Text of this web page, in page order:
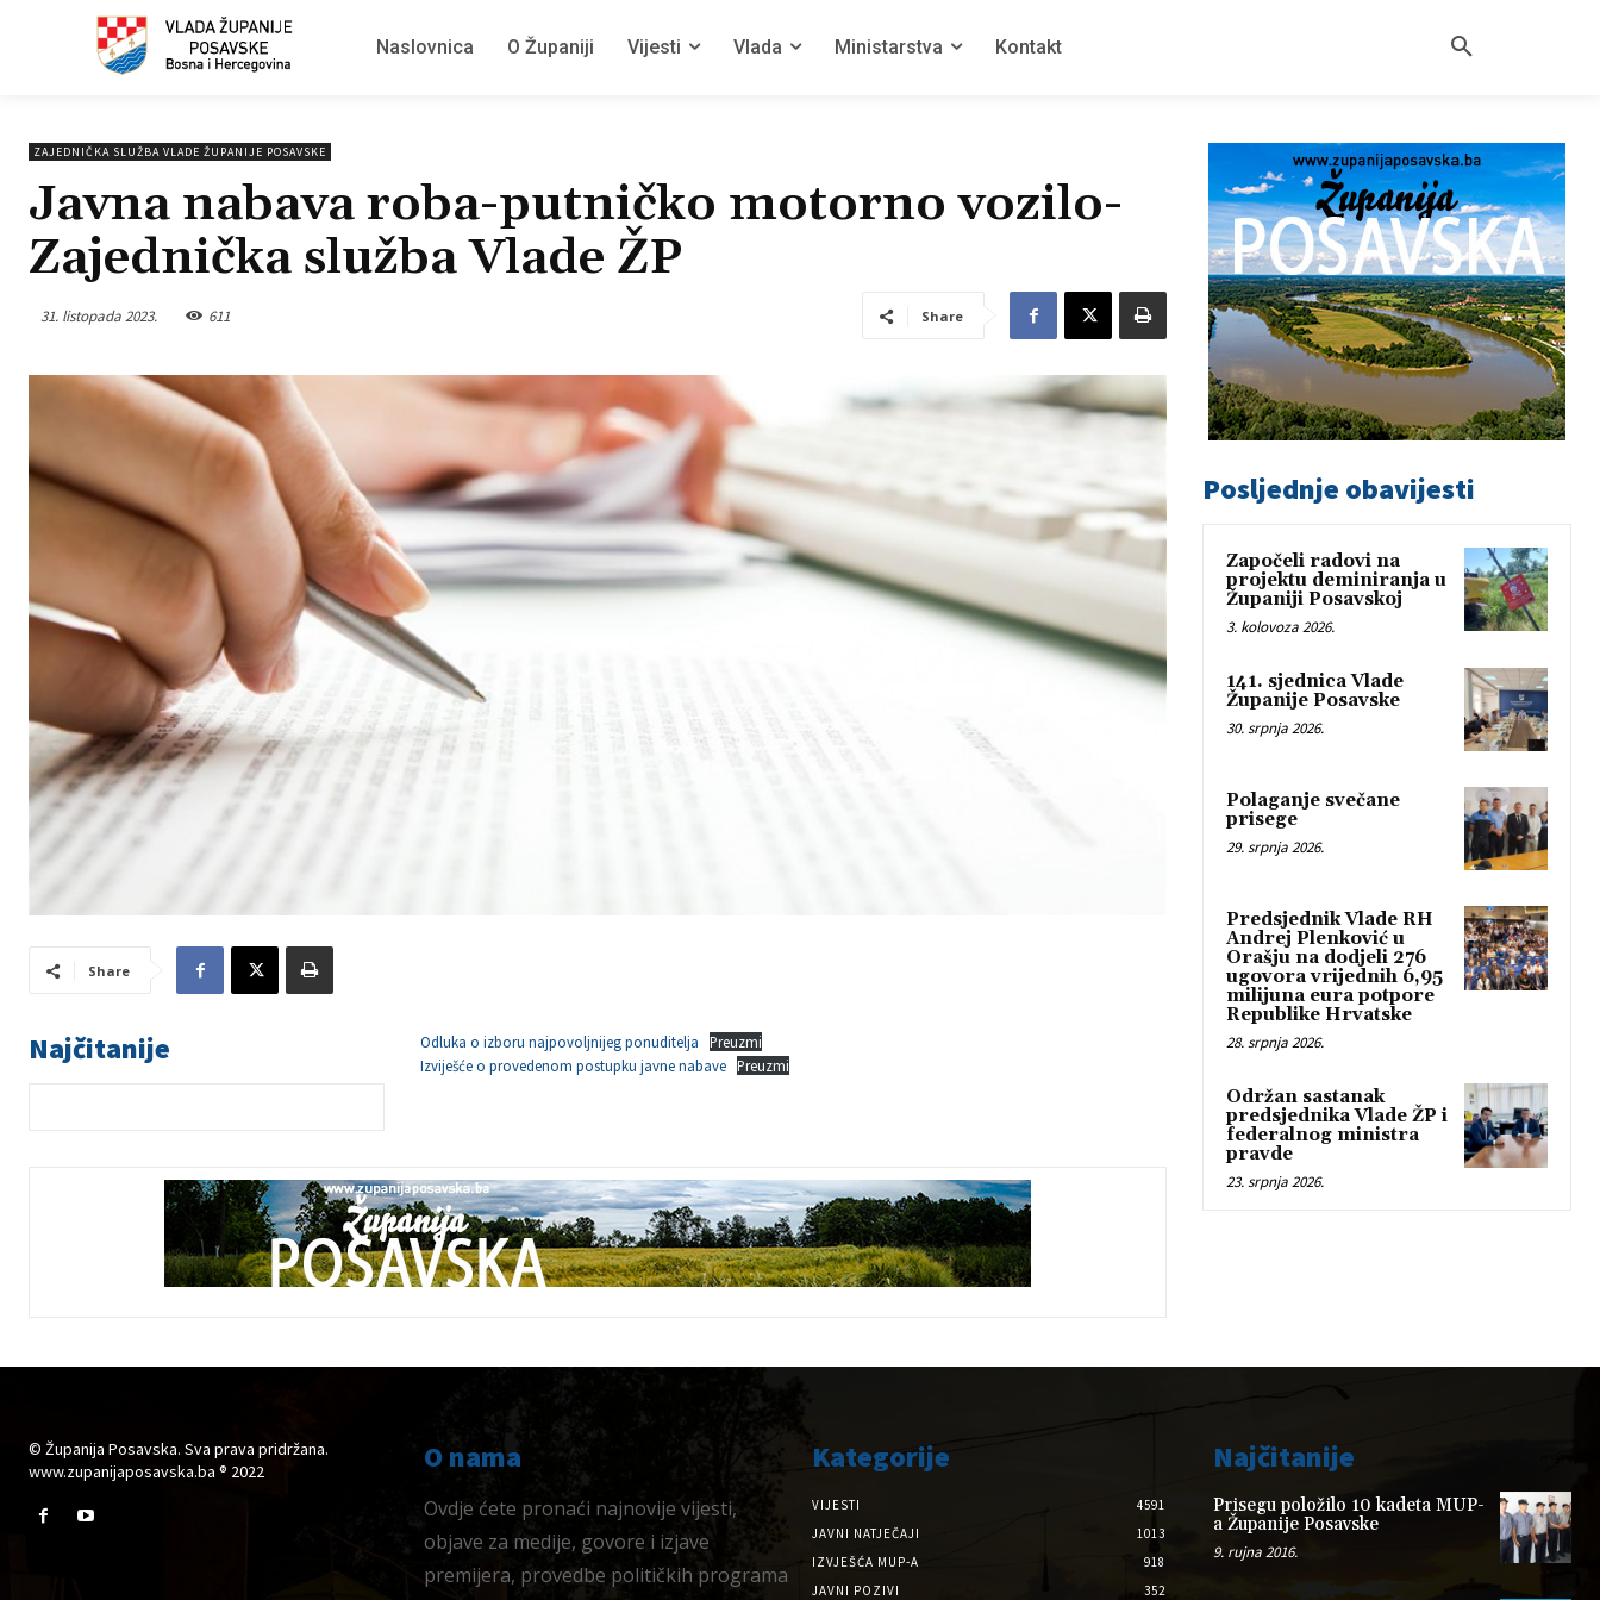
Naslovnica O Županiji Vijesti Vlada Ministarstva Kontakt
ZAJEDNIČKA SLUŽBA VLADE ŽUPANIJE POSAVSKE
Javna nabava roba-putničko motorno vozilo-
Zajednička služba Vlade ŽP
31. listopada 2023. 611 Share
Share
Najčitanije Odluka o izboru najpovoljnijeg ponuditelja
Preuzmi
Izviješće o provedenom postupku javne nabave Preuzmi
Posljednje obavijesti
Započeli radovi na
projektu deminiranja u
Županiji Posavskoj
3. kolovoza 2026.
141. sjednica Vlade
Županije Posavske
30. srpnja 2026.
Polaganje svečane
prisege
29. srpnja 2026.
Predsjednik Vlade RH
Andrej Plenković u
Orašju na dodjeli 276
ugovora vrijednih 6,95
milijuna eura potpore
Republike Hrvatske
28. srpnja 2026.
Održan sastanak
predsjednika Vlade ŽP i
federalnog ministra
pravde
23. srpnja 2026.
© Županija Posavska. Sva prava pridržana.
www.zupanijaposavska.ba ® 2022
O nama
Ovdje ćete pronaći najnovije vijesti,
objave za medije, govore i izjave
premijera, provedbe političkih programa
Kategorije
VIJESTI
4591
JAVNI NATJEČAJI
1013
IZVJEŠĆA MUP-A
918
JAVNI POZIVI
352
Najčitanije
Prisegu položilo 10 kadeta MUP-
a Županije Posavske
9. rujna 2016.